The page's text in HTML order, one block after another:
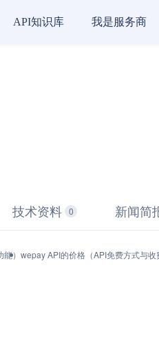
API知识库 我是服务商
技术资料 0 新闻简
） wepay API的价格（API免费方式与收